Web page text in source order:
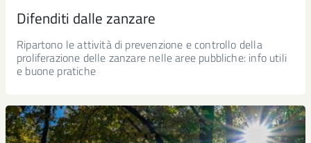
Difenditi dalle zanzare
Ripartono le attività di prevenzione e controllo della
proliferazione delle zanzare nelle aree pubbliche: info utili
e buone pratiche